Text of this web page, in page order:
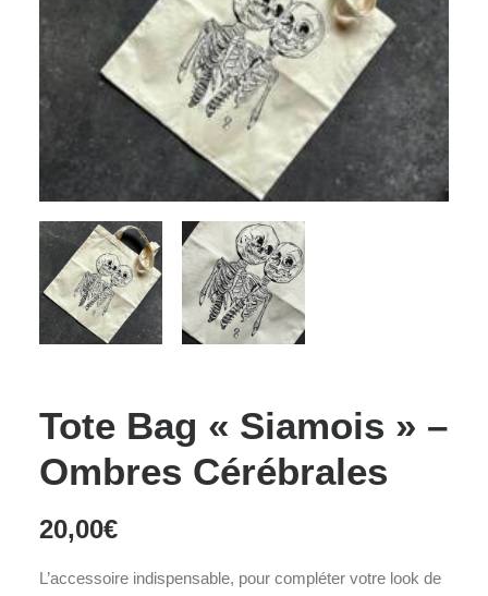
Tote Bag « Siamois » –
Ombres Cérébrales
20,00€
L’accessoire indispensable, pour compléter votre look de